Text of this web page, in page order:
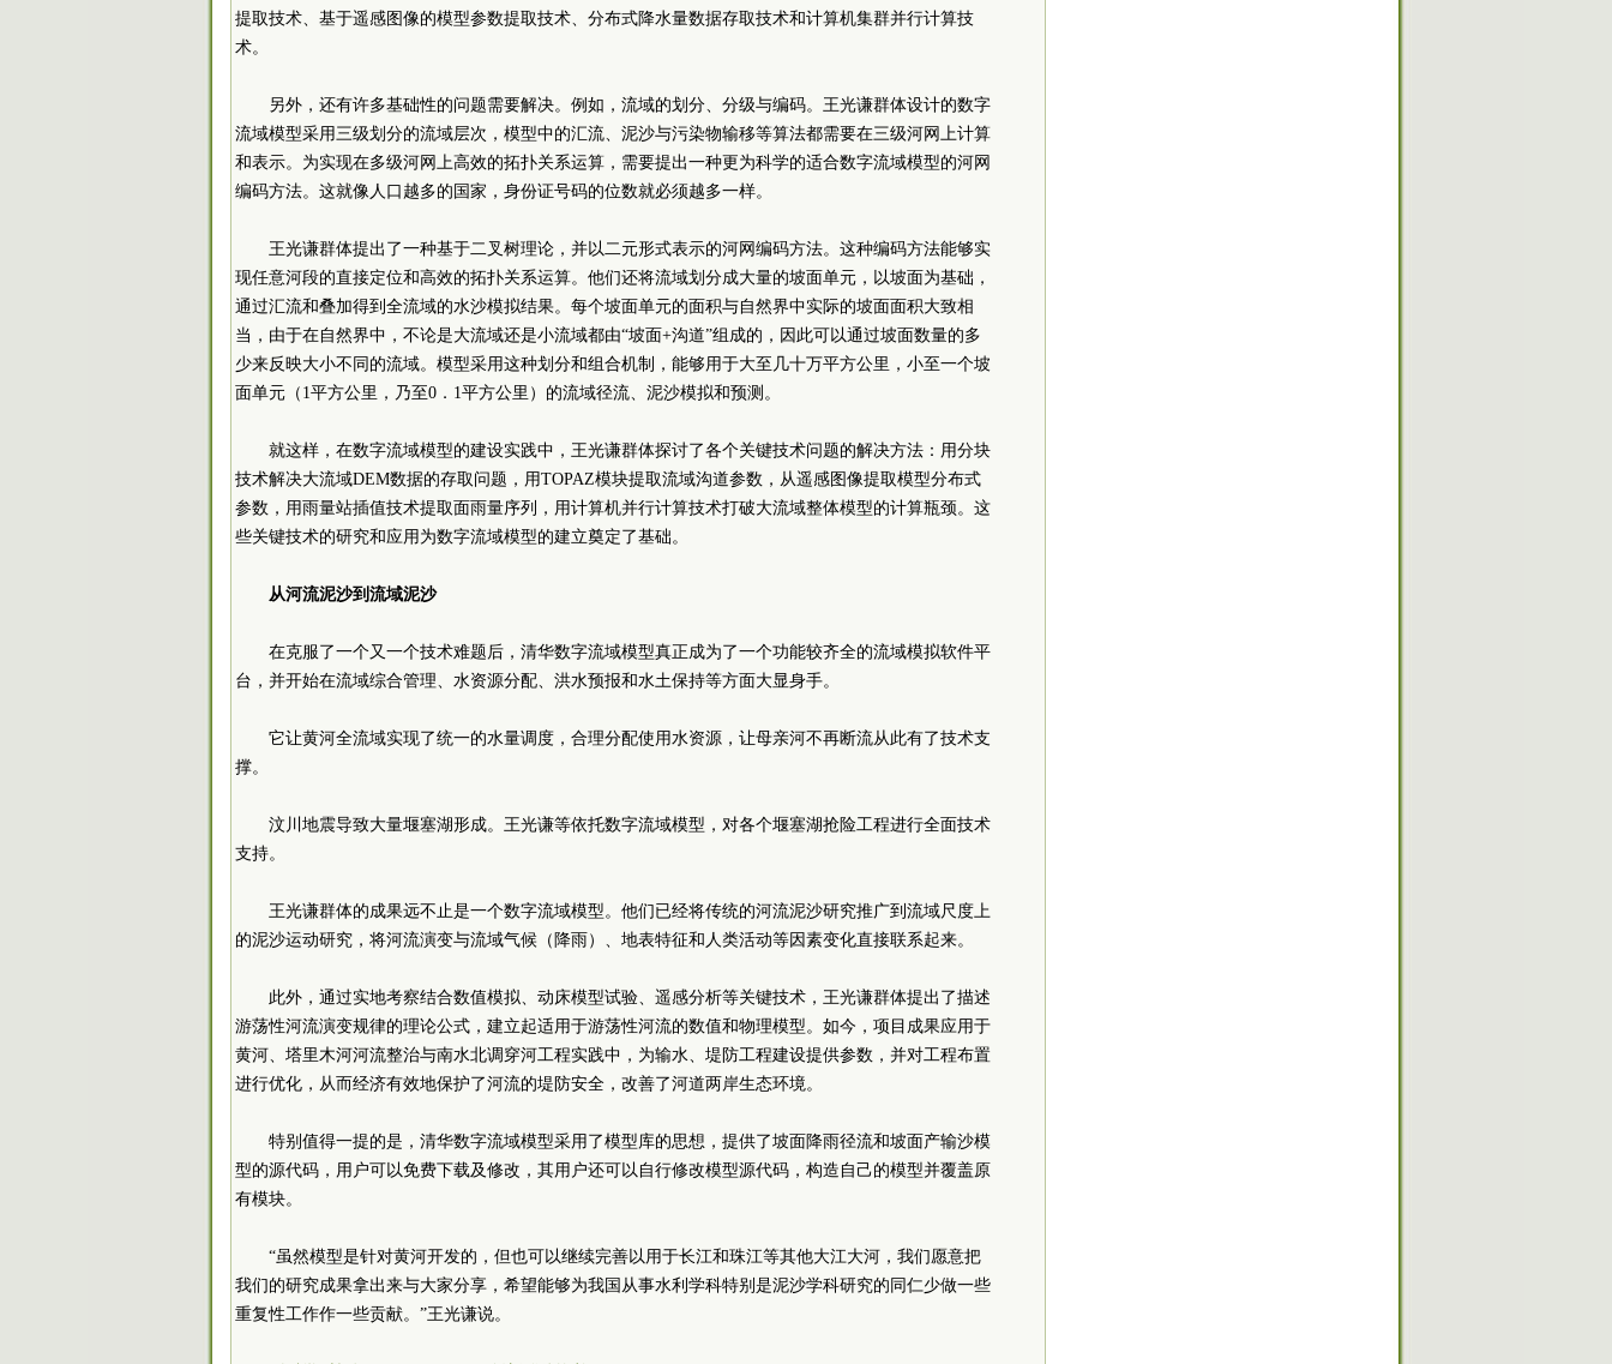
提取技术、基于遥感图像的模型参数提取技术、分布式降水量数据存取技术和计算机集群并行计算技
术。
另外，还有许多基础性的问题需要解决。例如，流域的划分、分级与编码。王光谦群体设计的数字
流域模型采用三级划分的流域层次，模型中的汇流、泥沙与污染物输移等算法都需要在三级河网上计算
和表示。为实现在多级河网上高效的拓扑关系运算，需要提出一种更为科学的适合数字流域模型的河网
编码方法。这就像人口越多的国家，身份证号码的位数就必须越多一样。
王光谦群体提出了一种基于二叉树理论，并以二元形式表示的河网编码方法。这种编码方法能够实
现任意河段的直接定位和高效的拓扑关系运算。他们还将流域划分成大量的坡面单元，以坡面为基础，
通过汇流和叠加得到全流域的水沙模拟结果。每个坡面单元的面积与自然界中实际的坡面面积大致相
当，由于在自然界中，不论是大流域还是小流域都由“坡面+沟道”组成的，因此可以通过坡面数量的多
少来反映大小不同的流域。模型采用这种划分和组合机制，能够用于大至几十万平方公里，小至一个坡
面单元（1平方公里，乃至0．1平方公里）的流域径流、泥沙模拟和预测。
就这样，在数字流域模型的建设实践中，王光谦群体探讨了各个关键技术问题的解决方法：用分块
技术解决大流域DEM数据的存取问题，用TOPAZ模块提取流域沟道参数，从遥感图像提取模型分布式
参数，用雨量站插值技术提取面雨量序列，用计算机并行计算技术打破大流域整体模型的计算瓶颈。这
些关键技术的研究和应用为数字流域模型的建立奠定了基础。
从河流泥沙到流域泥沙
在克服了一个又一个技术难题后，清华数字流域模型真正成为了一个功能较齐全的流域模拟软件平
台，并开始在流域综合管理、水资源分配、洪水预报和水土保持等方面大显身手。
它让黄河全流域实现了统一的水量调度，合理分配使用水资源，让母亲河不再断流从此有了技术支
撑。
汶川地震导致大量堰塞湖形成。王光谦等依托数字流域模型，对各个堰塞湖抢险工程进行全面技术
支持。
王光谦群体的成果远不止是一个数字流域模型。他们已经将传统的河流泥沙研究推广到流域尺度上
的泥沙运动研究，将河流演变与流域气候（降雨）、地表特征和人类活动等因素变化直接联系起来。
此外，通过实地考察结合数值模拟、动床模型试验、遥感分析等关键技术，王光谦群体提出了描述
游荡性河流演变规律的理论公式，建立起适用于游荡性河流的数值和物理模型。如今，项目成果应用于
黄河、塔里木河河流整治与南水北调穿河工程实践中，为输水、堤防工程建设提供参数，并对工程布置
进行优化，从而经济有效地保护了河流的堤防安全，改善了河道两岸生态环境。
特别值得一提的是，清华数字流域模型采用了模型库的思想，提供了坡面降雨径流和坡面产输沙模
型的源代码，用户可以免费下载及修改，其用户还可以自行修改模型源代码，构造自己的模型并覆盖原
有模块。
“虽然模型是针对黄河开发的，但也可以继续完善以用于长江和珠江等其他大江大河，我们愿意把
我们的研究成果拿出来与大家分享，希望能够为我国从事水利学科特别是泥沙学科研究的同仁少做一些
重复性工作作一些贡献。”王光谦说。